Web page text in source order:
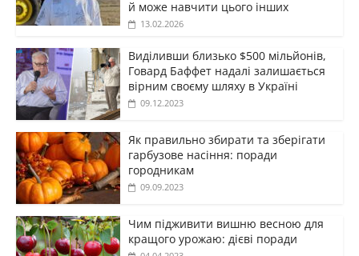
й може навчити цього інших
13.02.2026
Виділивши близько $500 мільйонів,
Говард Баффет надалі залишається
вірним своєму шляху в Україні
09.12.2023
Як правильно збирати та зберігати
гарбузове насіння: поради
городникам
09.09.2023
Чим підживити вишню весною для
кращого урожаю: дієві поради